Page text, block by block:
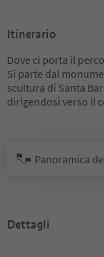
Itinerario
Dove ci porta il
Si parte dal
scultura di Santa
dirigendosi verso il
Panoramica
Dettagli